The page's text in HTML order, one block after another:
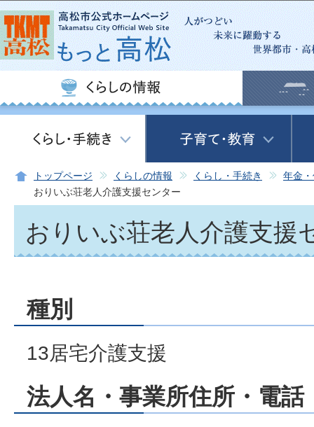
この
トップページ くらしの情報 くらし・手続き
年金
おりいぶ荘老人介護支援センター
おりいぶ荘老人介護支援
種別
13居宅介護支援
法人名・事業所住所・電話